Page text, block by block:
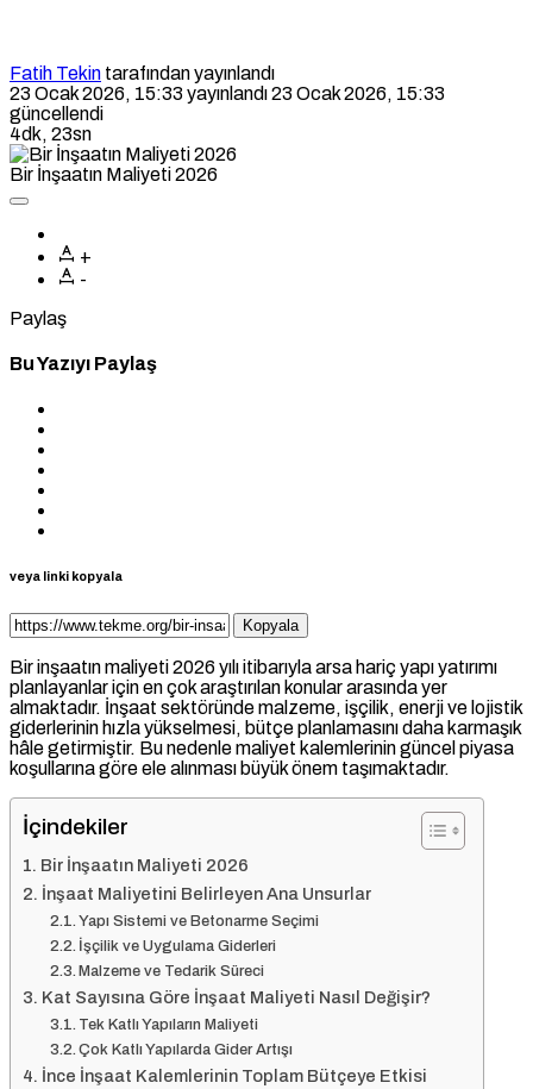
Fatih Tekin tarafından yayınlandı
23 Ocak 2026, 15:33 yayınlandı23 Ocak 2026, 15:33
güncellendi
4dk, 23sn
Bir İnşaatın Maliyeti 2026
+
-
Paylaş
Bu Yazıyı Paylaş
veya linki kopyala
Kopyala
Bir inşaatın maliyeti 2026 yılı itibarıyla arsa hariç yapı yatırımı
planlayanlar için en çok araştırılan konular arasında yer
almaktadır. İnşaat sektöründe malzeme, işçilik, enerji ve lojistik
giderlerinin hızla yükselmesi, bütçe planlamasını daha karmaşık
hâle getirmiştir. Bu nedenle maliyet kalemlerinin güncel piyasa
koşullarına göre ele alınması büyük önem taşımaktadır.
İçindekiler
Bir İnşaatın Maliyeti 2026
İnşaat Maliyetini Belirleyen Ana Unsurlar
Yapı Sistemi ve Betonarme Seçimi
İşçilik ve Uygulama Giderleri
Malzeme ve Tedarik Süreci
Kat Sayısına Göre İnşaat Maliyeti Nasıl Değişir?
Tek Katlı Yapıların Maliyeti
Çok Katlı Yapılarda Gider Artışı
İnce İnşaat Kalemlerinin Toplam Bütçeye Etkisi